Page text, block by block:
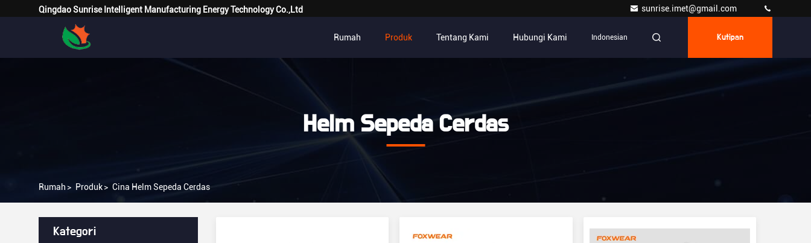
Qingdao Sunrise Intelligent Manufacturing Energy Technology Co.,Ltd sunrise.imet@gmail.com
Rumah Produk Tentang Kami Hubungi Kami Indonesian Kutipan
Helm Sepeda Cerdas
Rumah > Produk> Cina Helm Sepeda Cerdas
Kategori